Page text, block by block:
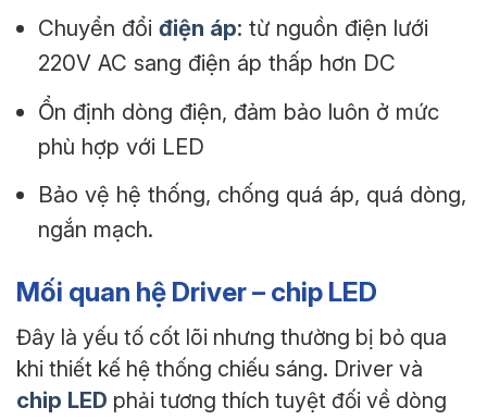
Chuyển đổiđiện áp: từ nguồn điện lưới
220V AC sang điện áp thấp hơn DC
Ổn định dòng điện, đảm bảo luôn ở mức
phù hợp với LED
Bảo vệ hệ thống, chống quá áp, quá dòng,
ngắn mạch.
Mối quan hệ Driver – chip LED
Đây là yếu tố cốt lõi nhưng thường bị bỏ qua
khi thiết kế hệ thống chiếu sáng. Driver và
chip LED phải tương thích tuyệt đối về dòng